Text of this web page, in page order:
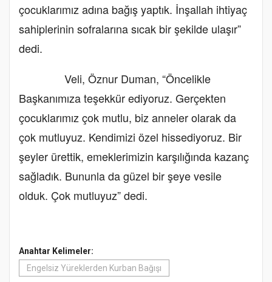
çocuklarımız adına bağış yaptık. İnşallah ihtiyaç
sahiplerinin sofralarına sıcak bir şekilde ulaşır”
dedi.
Veli, Öznur Duman, “Öncelikle
Başkanımıza teşekkür ediyoruz. Gerçekten
çocuklarımız çok mutlu, biz anneler olarak da
çok mutluyuz. Kendimizi özel hissediyoruz. Bir
şeyler ürettik, emeklerimizin karşılığında kazanç
sağladık. Bununla da güzel bir şeye vesile
olduk. Çok mutluyuz” dedi.
Anahtar Kelimeler:
Engelsiz Yüreklerden Kurban Bağışı